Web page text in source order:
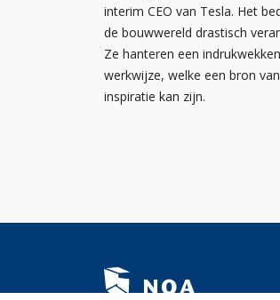
interim CEO van Tesla. Het
de bouwwereld drastisch
Ze hanteren een
werkwijze, welke een bron van
inspiratie kan zijn.